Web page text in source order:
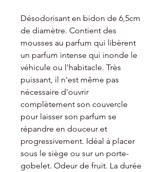
Désodorisant en bidon de 6,5cm
de diamètre. Contient des
mousses au parfum qui libèrent
un parfum intense qui inonde le
véhicule ou l'habitacle. Très
puissant, il n'est même pas
nécessaire d'ouvrir
complètement son couvercle
pour laisser son parfum se
répandre en douceur et
progressivement. Idéal à placer
sous le siège ou sur un porte-
gobelet. Odeur de fruit. La durée